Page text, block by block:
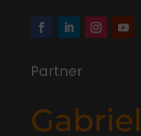
Partner